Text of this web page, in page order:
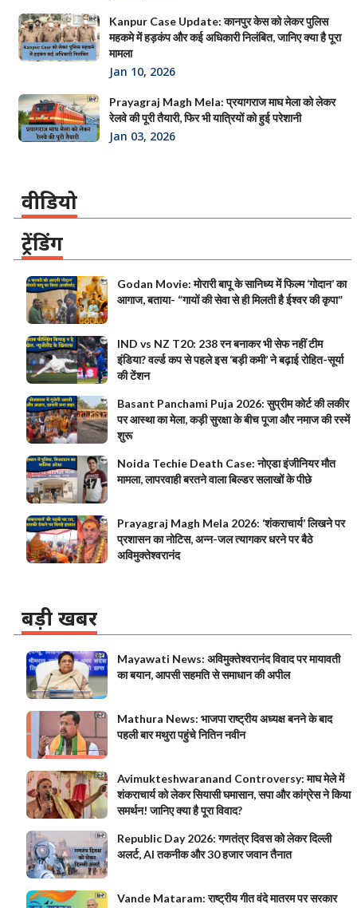
Kanpur Case Update: कानपुर केस को लेकर पुलिस
महकमे में हड़कंप और कई अधिकारी निलंबित, जानिए क्या है पूरा
मामला
Jan 10, 2026
Prayagraj Magh Mela: प्रयागराज माघ मेला को लेकर
रेलवे की पूरी तैयारी, फिर भी यात्रियों को हुई परेशानी
Jan 03, 2026
वीडियो
ट्रेंडिंग
Godan Movie: मोरारी बापू के सानिध्य में फिल्म ‘गोदान’ का
आगाज, बताया- “गायों की सेवा से ही मिलती है ईश्वर की कृपा”
IND vs NZ T20: 238 रन बनाकर भी सेफ नहीं टीम
इंडिया? वर्ल्ड कप से पहले इस ‘बड़ी कमी’ ने बढ़ाई रोहित-सूर्या
की टेंशन
Basant Panchami Puja 2026: सुप्रीम कोर्ट की लकीर
पर आस्था का मेला, कड़ी सुरक्षा के बीच पूजा और नमाज की रस्में
शुरू
Noida Techie Death Case: नोएडा इंजीनियर मौत
मामला, लापरवाही बरतने वाला बिल्डर सलाखों के पीछे
Prayagraj Magh Mela 2026: ‘शंकराचार्य’ लिखने पर
प्रशासन का नोटिस, अन्न-जल त्यागकर धरने पर बैठे
अविमुक्तेश्वरानंद
बड़ी खबर
Mayawati News: अविमुक्तेश्वरानंद विवाद पर मायावती
का बयान, आपसी सहमति से समाधान की अपील
Mathura News: भाजपा राष्ट्रीय अध्यक्ष बनने के बाद
पहली बार मथुरा पहुंचे नितिन नवीन
Avimukteshwaranand Controversy: माघ मेले में
शंकराचार्य को लेकर सियासी घमासान, सपा और कांग्रेस ने किया
समर्थन! जानिए क्या है पूरा विवाद?
Republic Day 2026: गणतंत्र दिवस को लेकर दिल्ली
अलर्ट, AI तकनीक और 30 हजार जवान तैनात
Vande Mataram: राष्ट्रीय गीत वंदे मातरम पर सरकार